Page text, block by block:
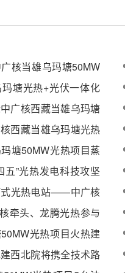
核当雄乌玛塘50MW
器塘光热+光伏一体化
聚光集热系统采购
广核西藏当雄乌玛塘
目50MW光热项目蒸
西藏当雄乌玛塘光热
光热项目聚光集
塘50MW光热项目蒸
电机组中标结果公示
五”光热发电科技攻坚
式光热电站——中广核
热项目正式开建
牵头、龙腾光热参与
拔大开口槽式光热省
光热项目火热建
础开挖、设备采购等
西北院将携全技术路
重磅亮相CPC2026